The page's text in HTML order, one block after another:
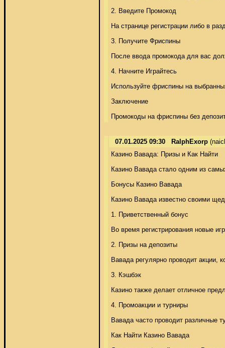
2. Введите Промокод
На странице регистрации либо в
3. Получите Фриспины
После ввода промокода для вас
4. Начните Играйтесь
Используйте фриспины на
Заключение
Промокоды на фриспины без
07.01.2025 09:30 RalphExorp
Казино Вавада: Призы и Как Найти
Казино Вавада стало одним из
Бонусы Казино Вавада
Казино Вавада известно своими
1. Приветственный бонус
Во время регистрирования новые
2. Призы на депозиты
Вавада регулярно проводит акции,
3. Кэшбэк
Казино также делает отличное
4. Промоакции и турниры
Вавада часто проводит различные
Как Найти Казино Вавада